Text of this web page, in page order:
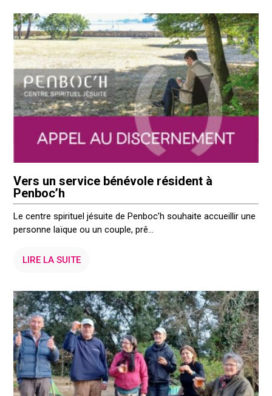
Vers un service bénévole résident à
Penboc’h
Le centre spirituel jésuite de Penboc’h souhaite accueillir une
personne laïque ou un couple, prê...
LIRE LA SUITE